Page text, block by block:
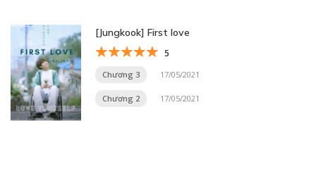
[Jungkook] First love
5
Chương 3 17/05/2021
Chương 2 17/05/2021